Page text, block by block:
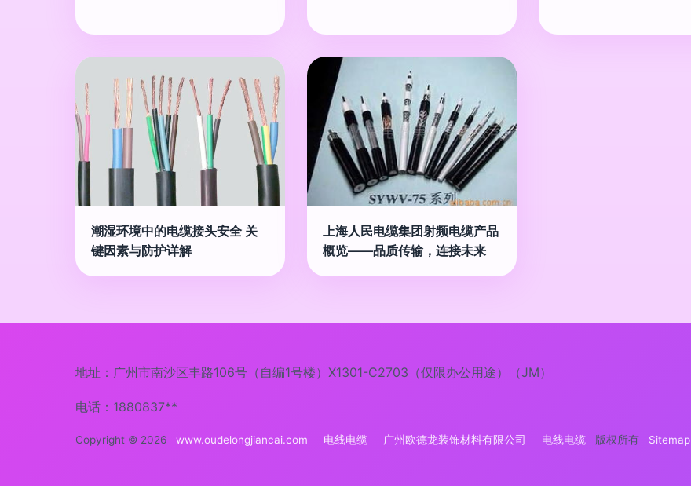
潮湿环境中的电缆接头安全 关
键因素与防护详解
上海人民电缆集团射频电缆产品
概览——品质传输，连接未来
地址：广州市南沙区丰路106号（自编1号楼）X1301-C2703（仅限办公用途）（JM）
电话：1880837**
Copyright © 2026 www.oudelongjiancai.com 电线电缆 广州欧德龙装饰材料有限公司 电线电缆 版权所有 Sitemap